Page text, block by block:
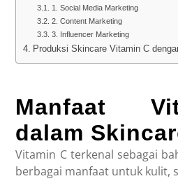
1. Social Media Marketing
2. Content Marketing
3. Influencer Marketing
Produksi Skincare Vitamin C
Manfaat
dalam
Vitamin C terkenal sebagai
berbagai manfaat untuk kulit,